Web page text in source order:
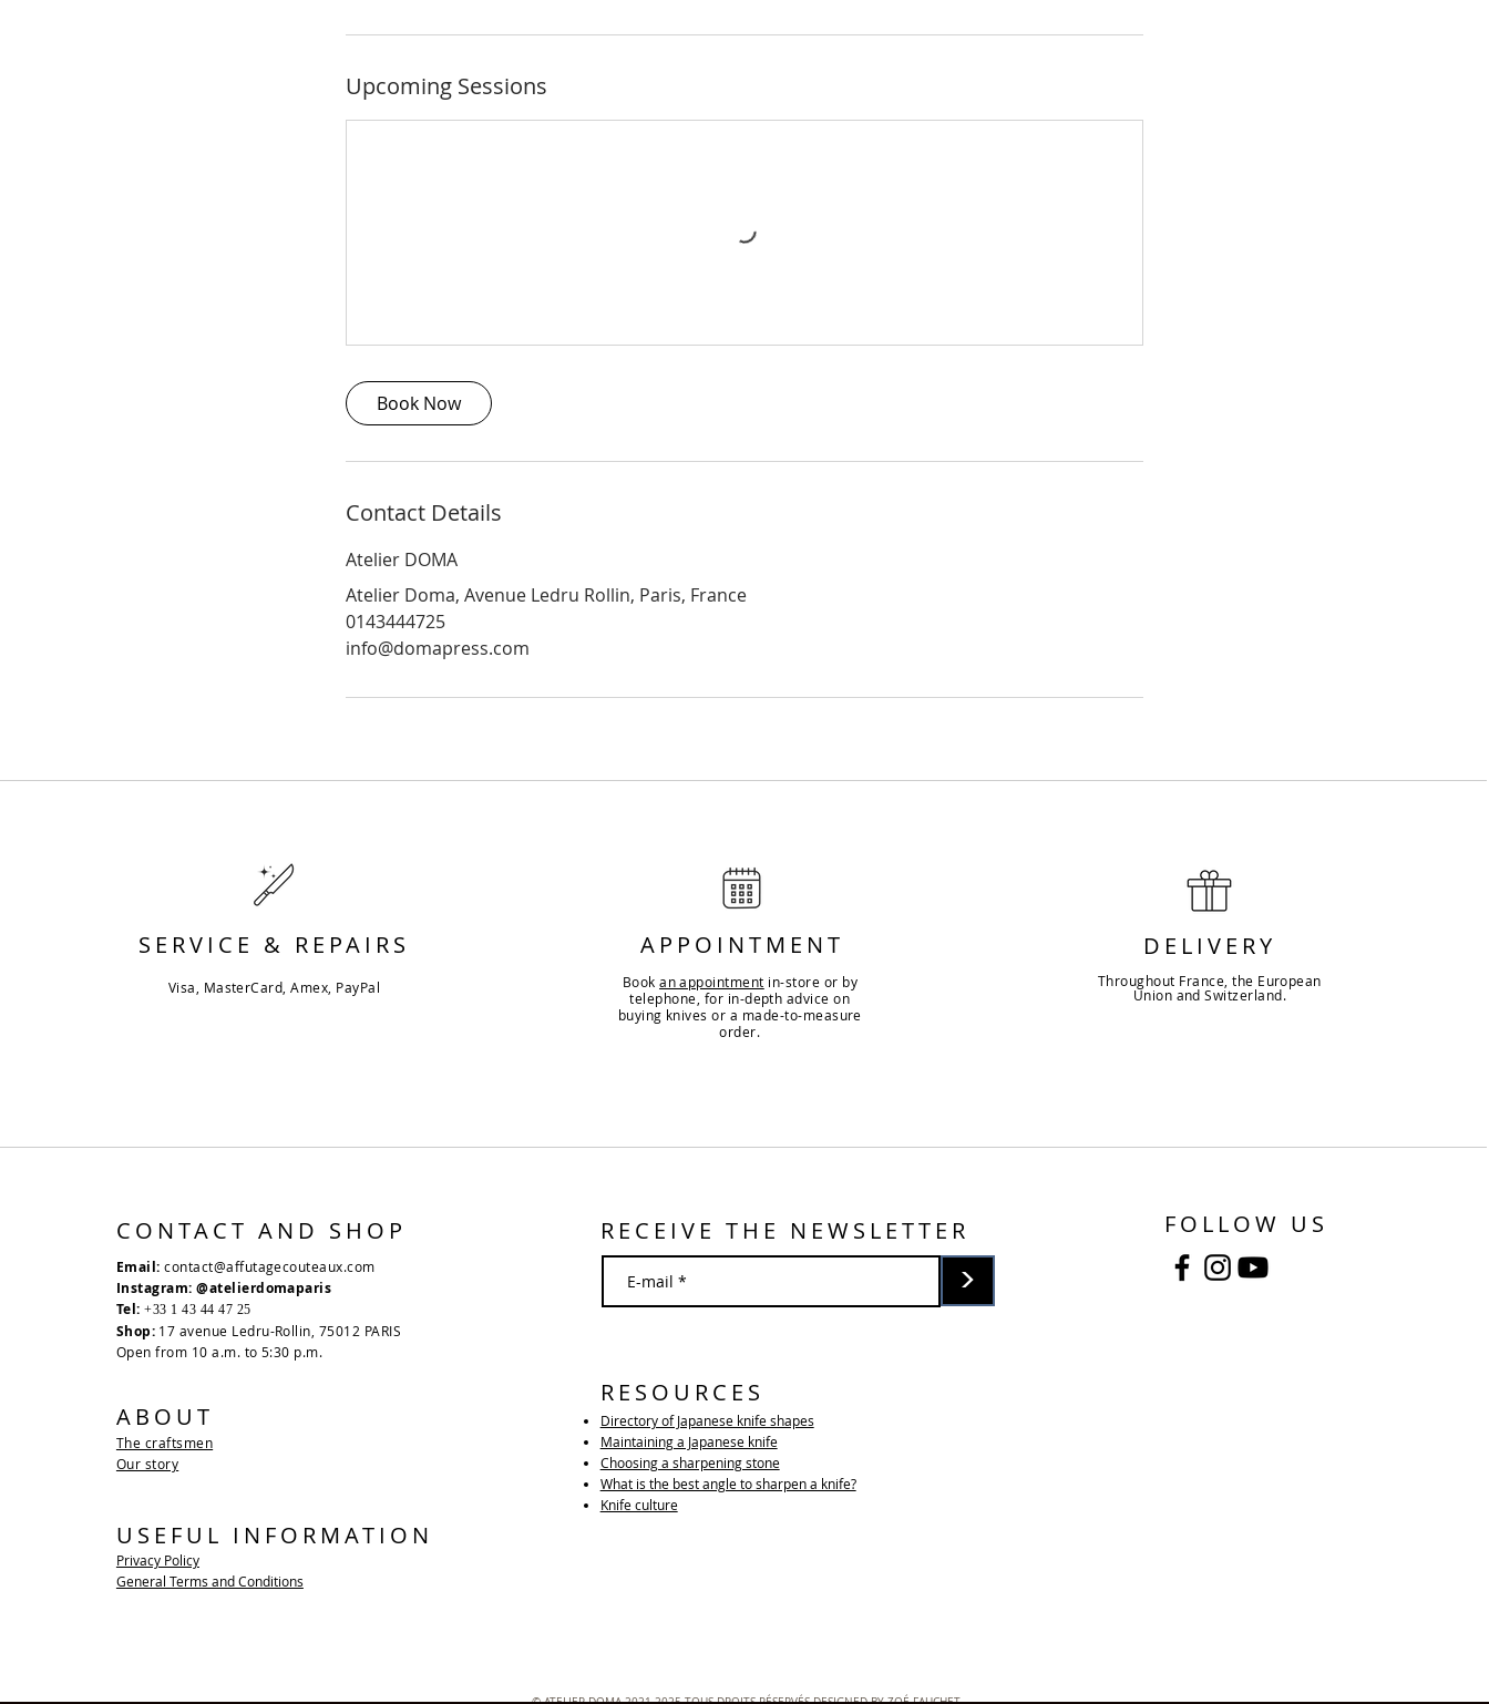
Upcoming Sessions
Book Now
Contact Details
Atelier DOMA
Atelier Doma, Avenue Ledru Rollin, Paris, France
0143444725
info@domapress.com
SERVICE & REPAIRS
Visa, MasterCard, Amex, PayPal
APPOINTMENT
Bookan appointment in-store or by
telephone, for in-depth advice on
buying knives or a made-to-measure
order.
DELIVERY
Throughout France, the European
Union and Switzerland.
CONTACT AND SHOP
Email: contact@affutagecouteaux.com
Instagram: @atelierdomaparis
Tel: +33 1 43 44 47 25
Shop: 17 avenue Ledru-Rollin, 75012 PARIS
Open from 10 a.m. to 5:30 p.m.
ABOUT
The craftsmen
Our story
USEFUL INFORMATION
Privacy Policy
General Terms and Conditions
RECEIVE THE NEWSLETTER
>
RESOURCES
Directory of Japanese knife shapes
Maintaining a Japanese knife
Choosing a sharpening stone
What is the best angle to sharpen a knife?
Knife culture
FOLLOW US